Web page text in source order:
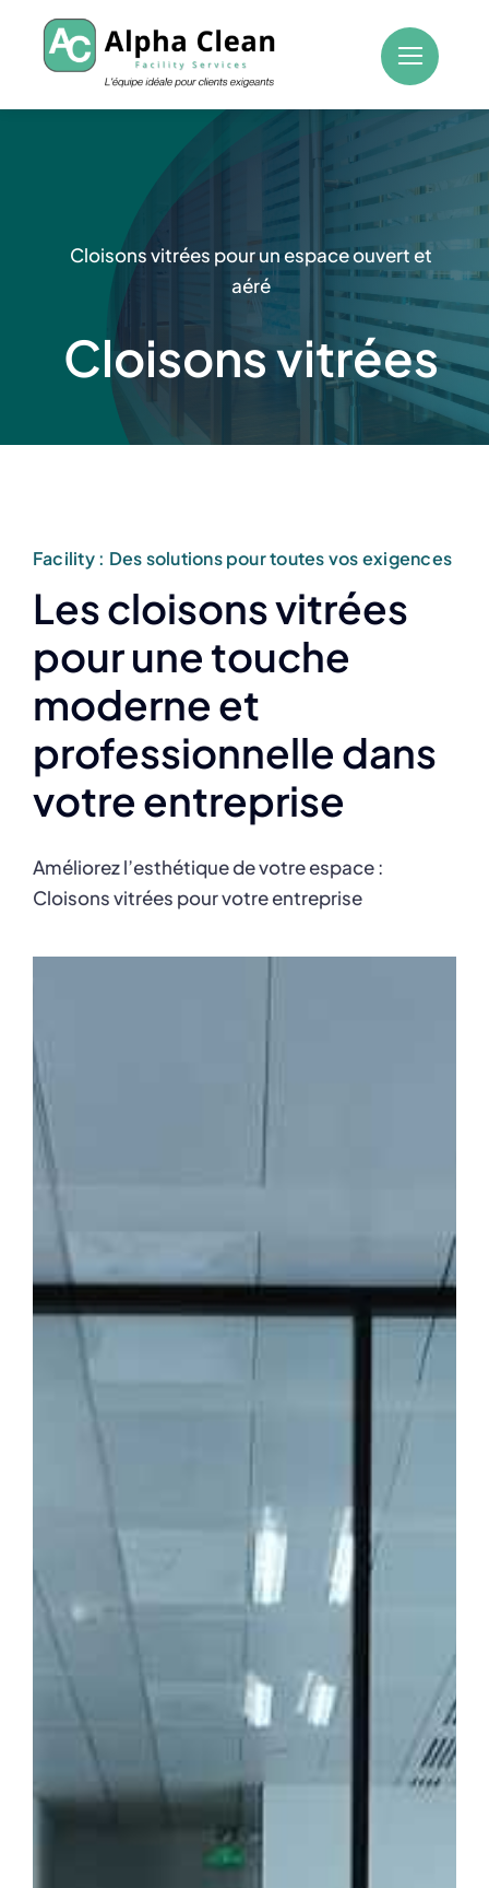
Passer
contenu
Cloisons vitrées pour un espace ouvert et
aéré
Cloisons vitrées
Facility : Des solutions pour toutes vos exigences
Les cloisons vitrées
pour une touche
moderne et
professionnelle dans
votre entreprise
Améliorez l’esthétique de votre espace :
Cloisons vitrées pour votre entreprise